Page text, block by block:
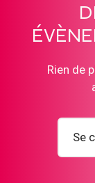
Rien de
Se